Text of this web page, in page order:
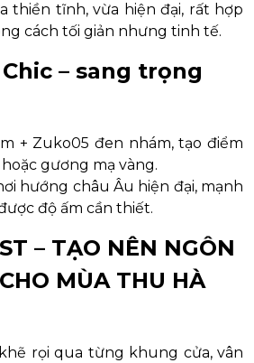
thiền tĩnh, vừa hiện đại, rất hợp
cách tối giản nhưng tinh tế.
– sang trọng
+ Zuko05 đen nhám, tạo điểm
gương mạ vàng.
hướng châu Âu hiện đại, mạnh
độ ấm cần thiết.
– TẠO NÊN NGÔN
MÙA THU HÀ
rọi qua từng khung cửa, vân